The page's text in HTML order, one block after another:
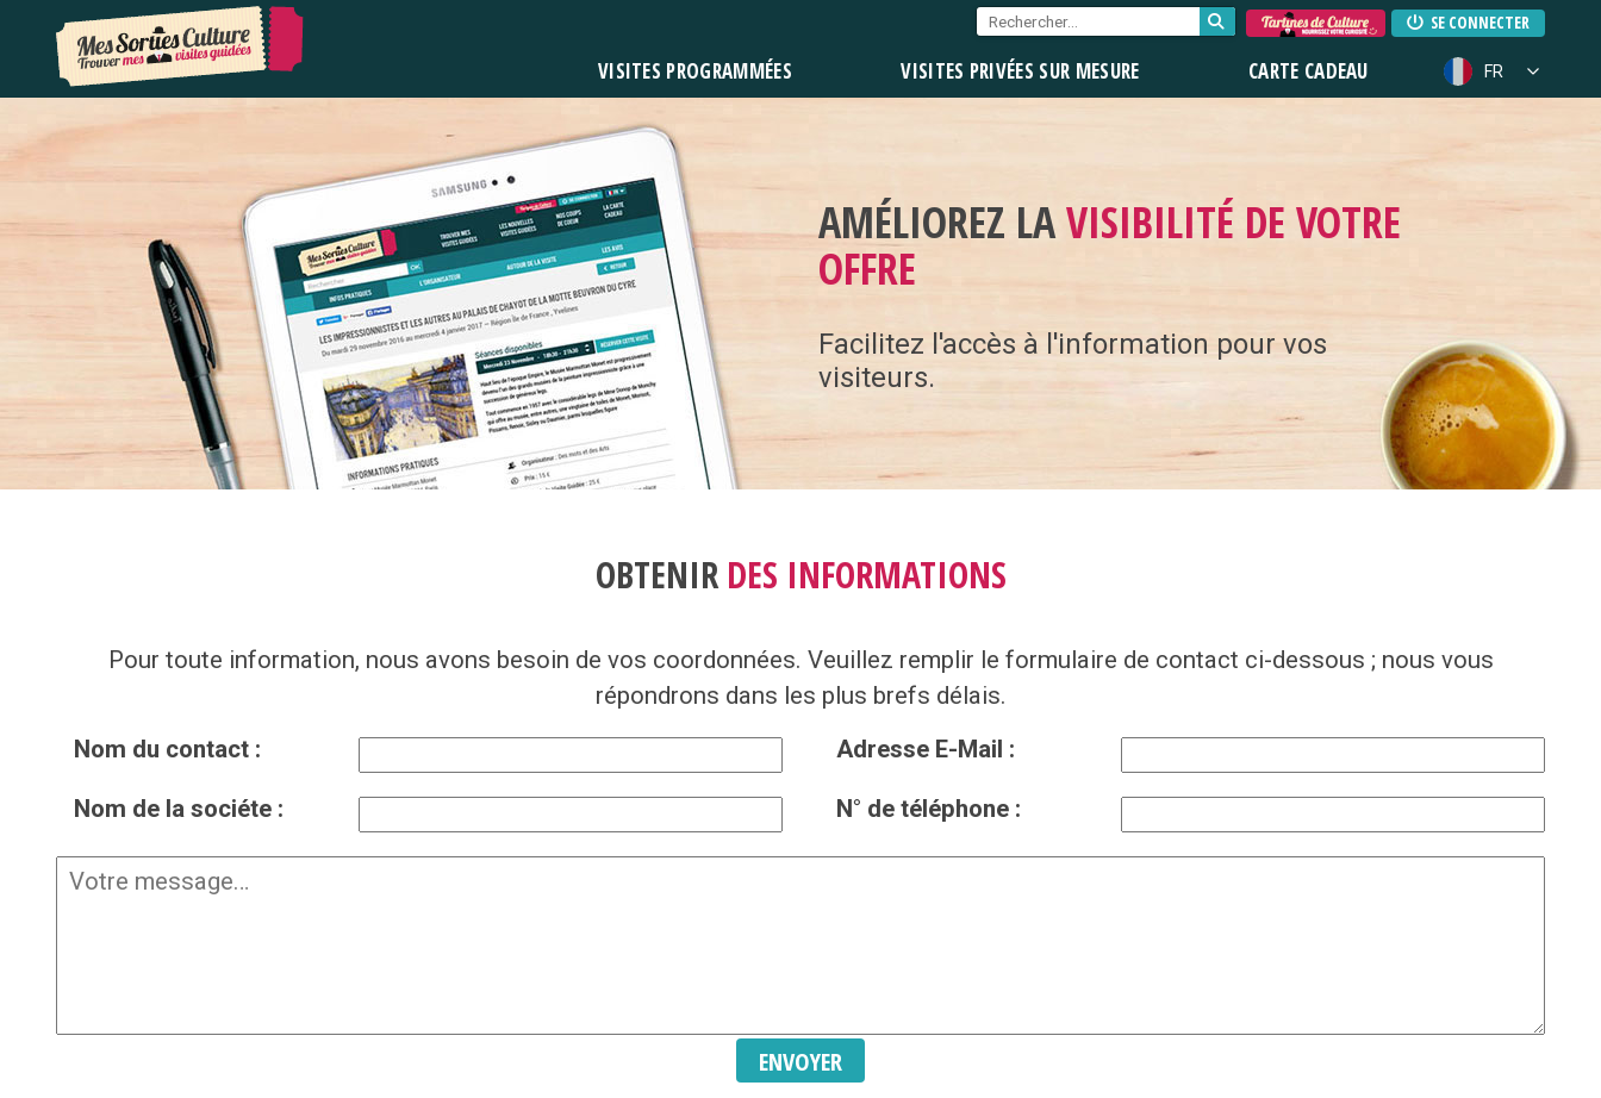
SE CONNECTER
VISITES PROGRAMMÉES VISITES PRIVÉES SUR MESURE CARTE CADEAU FR
AMÉLIOREZ LAVISIBILITÉ DE VOTRE
OFFRE
Facilitez l'accès à l'information pour vos
visiteurs.
OBTENIRDES INFORMATIONS
Pour toute information, nous avons besoin de vos coordonnées. Veuillez remplir le formulaire de contact ci-dessous ; nous vous
répondrons dans les plus brefs délais.
Nom du contact :
Adresse E-Mail :
Nom de la sociéte : N° de téléphone :
ENVOYER